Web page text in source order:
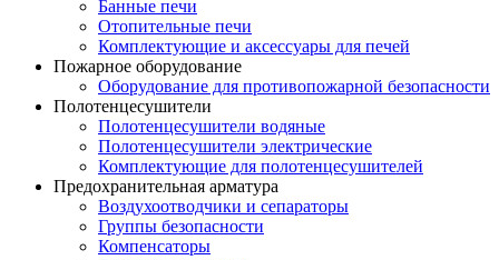
Банные печи
Отопительные печи
Комплектующие и аксессуары для печей
Пожарное оборудование
Оборудование для противопожарной безопасности
Полотенцесушители
Полотенцесушители водяные
Полотенцесушители электрические
Комплектующие для полотенцесушителей
Предохранительная арматура
Воздухоотводчики и сепараторы
Группы безопасности
Компенсаторы